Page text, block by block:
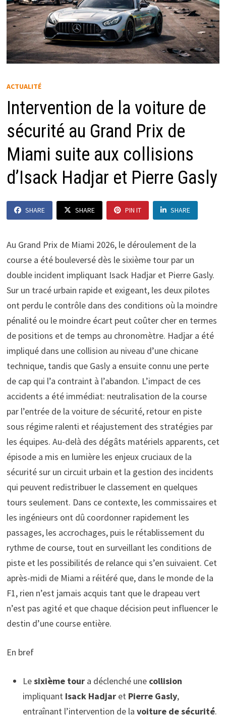
ACTUALITÉ
Intervention de la voiture de
sécurité au Grand Prix de
Miami suite aux collisions
d’Isack Hadjar et Pierre Gasly
SHARE SHARE PIN IT SHARE
Au Grand Prix de Miami 2026, le déroulement de la
course a été bouleversé dès le sixième tour par un
double incident impliquant Isack Hadjar et Pierre Gasly.
Sur un tracé urbain rapide et exigeant, les deux pilotes
ont perdu le contrôle dans des conditions où la moindre
pénalité ou le moindre écart peut coûter cher en termes
de positions et de temps au chronomètre. Hadjar a été
impliqué dans une collision au niveau d’une chicane
technique, tandis que Gasly a ensuite connu une perte
de cap qui l’a contraint à l’abandon. L’impact de ces
accidents a été immédiat: neutralisation de la course
par l’entrée de la voiture de sécurité, retour en piste
sous régime ralenti et réajustement des stratégies par
les équipes. Au-delà des dégâts matériels apparents, cet
épisode a mis en lumière les enjeux cruciaux de la
sécurité sur un circuit urbain et la gestion des incidents
qui peuvent redistribuer le classement en quelques
tours seulement. Dans ce contexte, les commissaires et
les ingénieurs ont dû coordonner rapidement les
passages, les accrochages, puis le rétablissement du
rythme de course, tout en surveillant les conditions de
piste et les possibilités de relance qui s’en suivaient. Cet
après-midi de Miami a réitéré que, dans le monde de la
F1, rien n’est jamais acquis tant que le drapeau vert
n’est pas agité et que chaque décision peut influencer le
destin d’une course entière.
En bref
Lesixième toura déclenché une collision
impliquant Isack Hadjaret Pierre Gasly,
entraînant l’intervention de la voiture de sécurité.